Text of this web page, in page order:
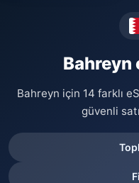
Bahreyn
Bahreyn için 14 farklı
güvenli